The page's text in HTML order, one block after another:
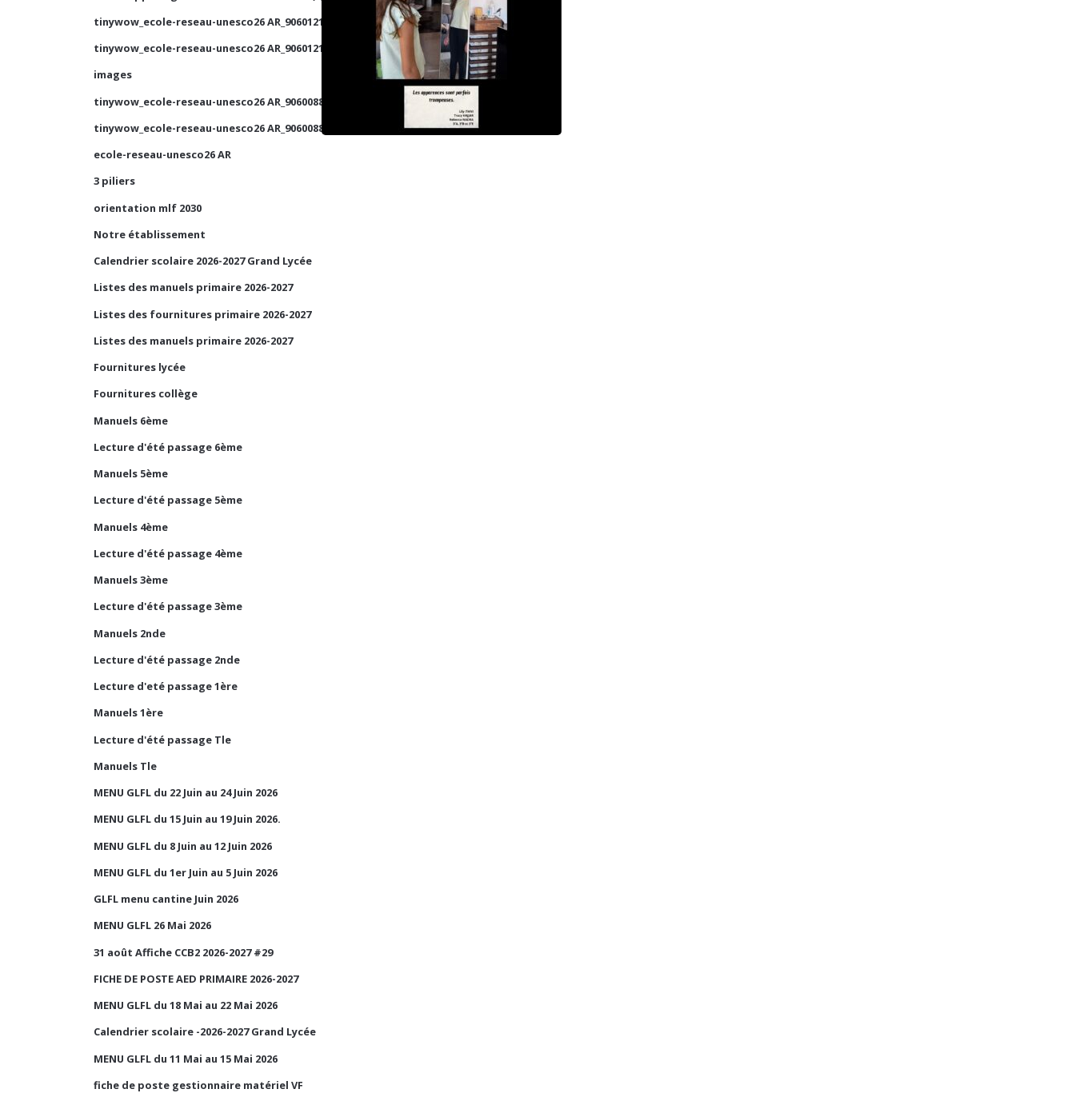
tinywow_ecole-reseau-unesco26 AR_90601210_1
tinywow_ecole-reseau-unesco26 AR_90601210_2
images
tinywow_ecole-reseau-unesco26 AR_90600884_2
tinywow_ecole-reseau-unesco26 AR_90600884_1
ecole-reseau-unesco26 AR
3 piliers
orientation mlf 2030
Notre établissement
Calendrier scolaire 2026-2027 Grand Lycée
Listes des manuels primaire 2026-2027
Listes des fournitures primaire 2026-2027
Listes des manuels primaire 2026-2027
Fournitures lycée
Fournitures collège
Manuels 6ème
Lecture d'été passage 6ème
Manuels 5ème
Lecture d'été passage 5ème
Manuels 4ème
Lecture d'été passage 4ème
Manuels 3ème
Lecture d'été passage 3ème
Manuels 2nde
Lecture d'été passage 2nde
Lecture d'eté passage 1ère
Manuels 1ère
Lecture d'été passage Tle
Manuels Tle
MENU GLFL du 22 Juin au 24 Juin 2026
MENU GLFL du 15 Juin au 19 Juin 2026.
MENU GLFL du 8 Juin au 12 Juin 2026
MENU GLFL du 1er Juin au 5 Juin 2026
GLFL menu cantine Juin 2026
MENU GLFL 26 Mai 2026
31 août Affiche CCB2 2026-2027 #29
FICHE DE POSTE AED PRIMAIRE 2026-2027
MENU GLFL du 18 Mai au 22 Mai 2026
Calendrier scolaire -2026-2027 Grand Lycée
MENU GLFL du 11 Mai au 15 Mai 2026
fiche de poste gestionnaire matériel VF